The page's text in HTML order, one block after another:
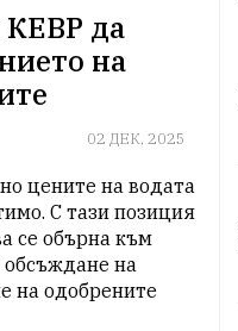
КЕВР да
на
02 ДЕК, 2025
цените на водата
С тази позиция
се обърна към
на
на одобрените